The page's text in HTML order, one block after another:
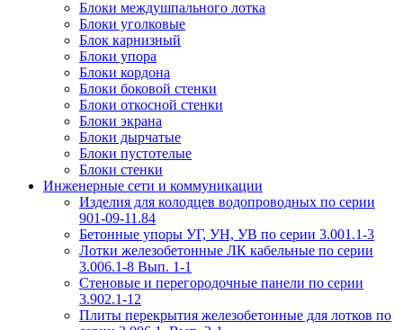
Блоки междушпального лотка
Блоки уголковые
Блок карнизный
Блоки упора
Блоки кордона
Блоки боковой стенки
Блоки откосной стенки
Блоки экрана
Блоки дырчатые
Блоки пустотелые
Блоки стенки
Инженерные сети и коммуникации
Изделия для колодцев водопроводных по серии
901-09-11.84
Бетонные упоры УГ, УН, УВ по серии 3.001.1-3
Лотки железобетонные ЛК кабельные по серии
3.006.1-8 Вып. 1-1
Стеновые и перегородочные панели по серии
3.902.1-12
Плиты перекрытия железобетонные для лотков по